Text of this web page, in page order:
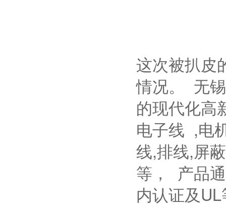
这次被扒皮
情况。 无
的现代化高
电子线 ,电
线,排线,屏
等， 产品
内认证及